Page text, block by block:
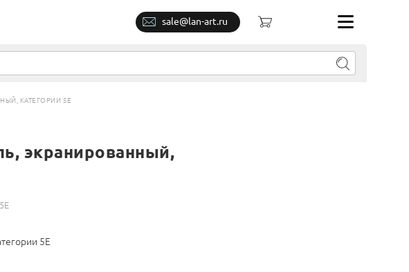
sale@lan-art.ru
КАТЕГОРИИ 5Е
экранированный,
5Е